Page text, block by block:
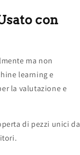
con
ma non
learning e
la valutazione e
di pezzi unici da